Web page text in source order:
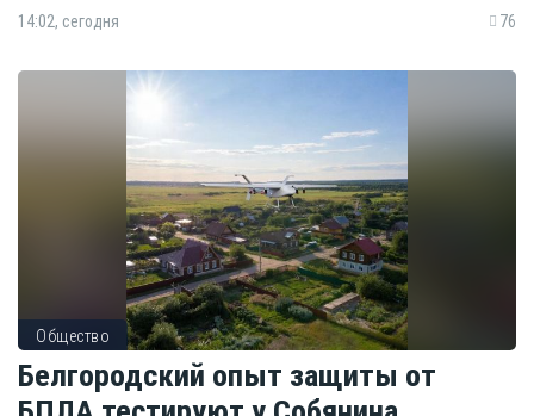
14:02, сегодня 76
Общество
Белгородский опыт защиты от